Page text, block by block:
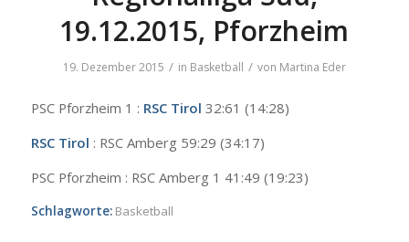
19.12.2015, Pforzheim
19. Dezember 2015 / in Basketball / von Martina Eder
PSC Pforzheim 1 : RSC Tirol 32:61 (14:28)
RSC Tirol : RSC Amberg 59:29 (34:17)
PSC Pforzheim : RSC Amberg 1 41:49 (19:23)
Schlagworte: Basketball